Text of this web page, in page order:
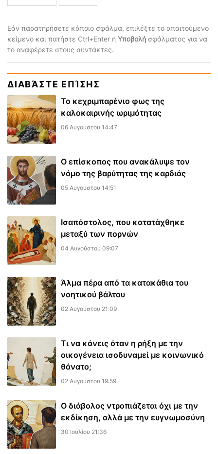
Εάν παρατηρήσετε κάποιο σφάλμα, επιλέξτε το απαιτούμενο
κείμενο και πατήστε Ctrl+Enter ή Υποβολή σφάλματος για να
το αναφέρετε στους συντάκτες.
ΔΙΑΒΆΣΤΕ ΕΠΊΣΗΣ
Το κεχριμπαρένιο φως της
καλοκαιρινής ωριμότητας
06 Αυγούστου 14:47
Ο επίσκοπος που ανακάλυψε τον
νόμο της βαρύτητας της καρδιάς
05 Αυγούστου 14:51
Ισαπόστολος, που κατατάχθηκε
μεταξύ των πορνών
04 Αυγούστου 09:07
​Άλμα πέρα από τα κατακάθια του
νοητικού βάλτου
02 Αυγούστου 21:09
Τι να κάνεις όταν η ρήξη με την
οικογένεια ισοδυναμεί με κοινωνικό
θάνατο;
02 Αυγούστου 19:59
Ο διάβολος ντροπιάζεται όχι με την
εκδίκηση, αλλά με την ευγνωμοσύνη
30 Ιουλίου 21:36